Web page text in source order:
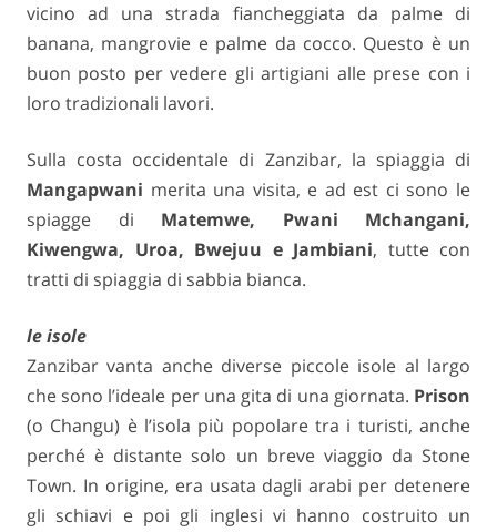
vicino ad una strada fiancheggiata da palme di
banana, mangrovie e palme da cocco. Questo è un
buon posto per vedere gli artigiani alle prese con i
loro tradizionali lavori.
Sulla costa occidentale di Zanzibar, la spiaggia di
Mangapwani merita una visita, e ad est ci sono le
spiagge di Matemwe, Pwani Mchangani,
Kiwengwa, Uroa, Bwejuu e Jambiani, tutte con
tratti di spiaggia di sabbia bianca.
le isole
Zanzibar vanta anche diverse piccole isole al largo
che sono l’ideale per una gita di una giornata. Prison
(o Changu) è l’isola più popolare tra i turisti, anche
perché è distante solo un breve viaggio da Stone
Town. In origine, era usata dagli arabi per detenere
gli schiavi e poi gli inglesi vi hanno costruito un